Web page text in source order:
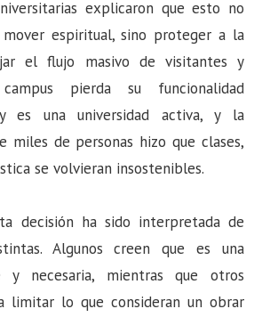
explicaron que esto no
espiritual, sino proteger a la
el flujo masivo de visitantes y
pierda su funcionalidad
es una universidad activa, y la
miles de personas hizo que clases,
se volvieran insostenibles.
decisión ha sido interpretada de
Algunos creen que es una
y necesaria, mientras que otros
limitar lo que consideran un obrar